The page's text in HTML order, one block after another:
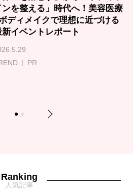
ンを整える」時代へ！美容医療
ディメイクで理想に近づける
新イベントレポート
PR
1 2 Next
Ranking
人気記事